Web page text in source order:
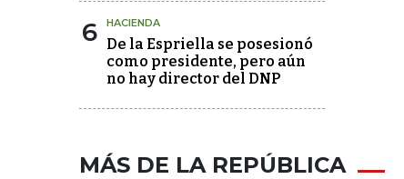
6 HACIENDA
De la Espriella se posesionó
como presidente, pero aún
no hay director del DNP
MÁS DE LA REPÚBLICA